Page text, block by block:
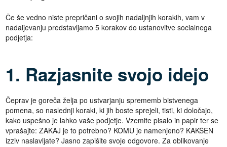
Če še vedno niste prepričani o svojih nadaljnjih korakih, vam v
nadaljevanju predstavljamo 5 korakov do ustanovitve socialnega
podjetja:
1. Razjasnite svojo idejo
Čeprav je goreča želja po ustvarjanju sprememb bistvenega
pomena, so naslednji koraki, ki jih boste sprejeli, tisti, ki določajo,
kako uspešno je lahko vaše podjetje. Vzemite pisalo in papir ter se
vprašajte: ZAKAJ je to potrebno? KOMU je namenjeno? KAKŠEN
izziv naslavljate? Jasno zapišite svoje odgovore. Za oblikovanje